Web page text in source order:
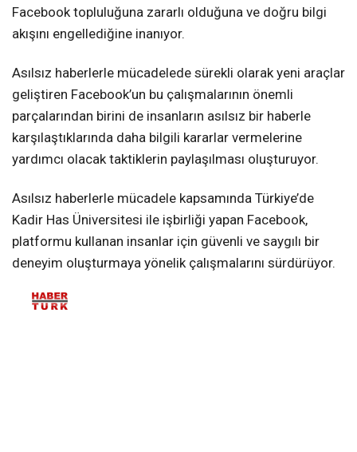
Facebook topluluğuna zararlı olduğuna ve doğru bilgi
akışını engellediğine inanıyor.
Asılsız haberlerle mücadelede sürekli olarak yeni araçlar
geliştiren Facebook’un bu çalışmalarının önemli
parçalarından birini de insanların asılsız bir haberle
karşılaştıklarında daha bilgili kararlar vermelerine
yardımcı olacak taktiklerin paylaşılması oluşturuyor.
Asılsız haberlerle mücadele kapsamında Türkiye’de
Kadir Has Üniversitesi ile işbirliği yapan Facebook,
platformu kullanan insanlar için güvenli ve saygılı bir
deneyim oluşturmaya yönelik çalışmalarını sürdürüyor.